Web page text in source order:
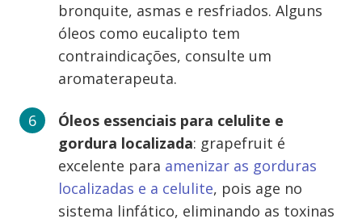
bronquite, asmas e resfriados. Alguns
óleos como eucalipto tem
contraindicações, consulte um
aromaterapeuta.
Óleos essenciais para celulite e
gordura localizada: grapefruit é
excelente para amenizar as gorduras
localizadas e a celulite, pois age no
sistema linfático, eliminando as toxinas